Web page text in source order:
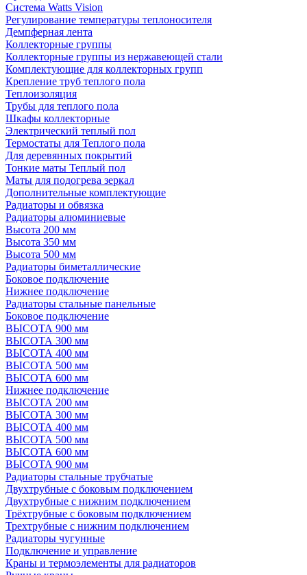
Система Watts Vision
Регулирование температуры теплоносителя
Демпферная лента
Коллекторные группы
Коллекторные группы из нержавеющей стали
Комплектующие для коллекторных групп
Крепление труб теплого пола
Теплоизоляция
Трубы для теплого пола
Шкафы коллекторные
Электрический теплый пол
Термостаты для Теплого пола
Для деревянных покрытий
Тонкие маты Теплый пол
Маты для подогрева зеркал
Дополнительные комплектующие
Радиаторы и обвязка
Радиаторы алюминиевые
Высота 200 мм
Высота 350 мм
Высота 500 мм
Радиаторы биметаллические
Боковое подключение
Нижнее подключение
Радиаторы стальные панельные
Боковое подключение
ВЫСОТА 900 мм
ВЫСОТА 300 мм
ВЫСОТА 400 мм
ВЫСОТА 500 мм
ВЫСОТА 600 мм
Нижнее подключение
ВЫСОТА 200 мм
ВЫСОТА 300 мм
ВЫСОТА 400 мм
ВЫСОТА 500 мм
ВЫСОТА 600 мм
ВЫСОТА 900 мм
Радиаторы стальные трубчатые
Двухтрубные с боковым подключением
Двухтрубные с нижним подключением
Трёхтрубные с боковым подключением
Трехтрубные с нижним подключением
Радиаторы чугунные
Подключение и управление
Краны и термоэлементы для радиаторов